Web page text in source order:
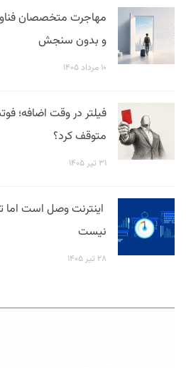
مهاجرت متخصصان
و بدون سنجش
۱۰ مرداد ۱۴۰۵
متوقف کرد؟
۳۱ تیر ۱۴۰۵
اینترنت وصل است اما
نیست
۲۸ تیر ۱۴۰۵